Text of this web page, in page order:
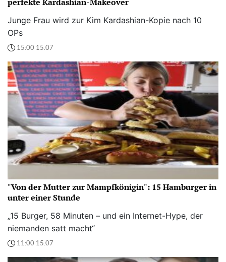
Junge Frau wird zur Kim Kardashian-Kopie nach 10
OPs
15:00 15.07
"Von der Mutter zur Mampfkönigin": 15 Hamburger in
unter einer Stunde
„15 Burger, 58 Minuten – und ein Internet-Hype, der
niemanden satt macht“
11:00 15.07